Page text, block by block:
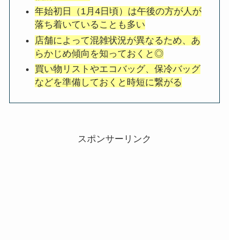
年始初日（1月4日頃）は午後の方が人が
落ち着いていることも多い
店舗によって混雑状況が異なるため、あ
らかじめ傾向を知っておくと◎
買い物リストやエコバッグ、保冷バッグ
などを準備しておくと時短に繋がる
スポンサーリンク